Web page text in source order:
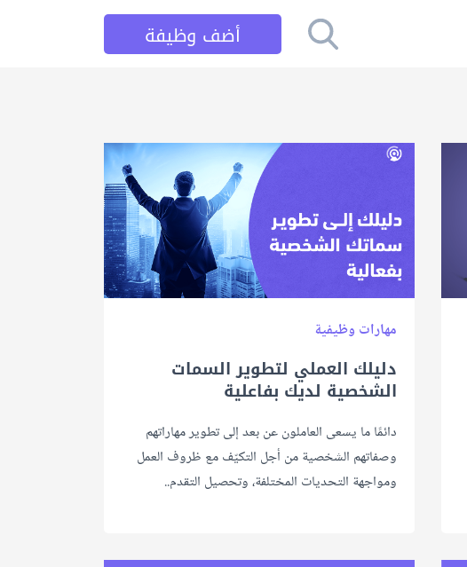
أضف وظيفة
مهارات وظيفية
دليلك العملي لتطوير السمات
الشخصية لديك بفاعلية
دائمًا ما يسعى العاملون عن بعد إلى تطوير مهاراتهم
وصفاتهم الشخصية من أجل التكيّف مع ظروف العمل
ومواجهة التحديات المختلفة، وتحصيل التقدم..